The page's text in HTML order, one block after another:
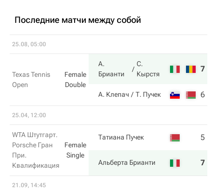
Последние матчи между собой
25.08, 05:00
Texas Tennis
Open
Female
Double
А.
Брианти
С.
Кырстя
7
А. Клепач Т. Пучек 6
25.04, 12:00
WTA Штутгарт.
Porsche Гран
При.
Квалификация
Female
Single
Татиана Пучек 5
Альберта Брианти 7
21.09, 14:45